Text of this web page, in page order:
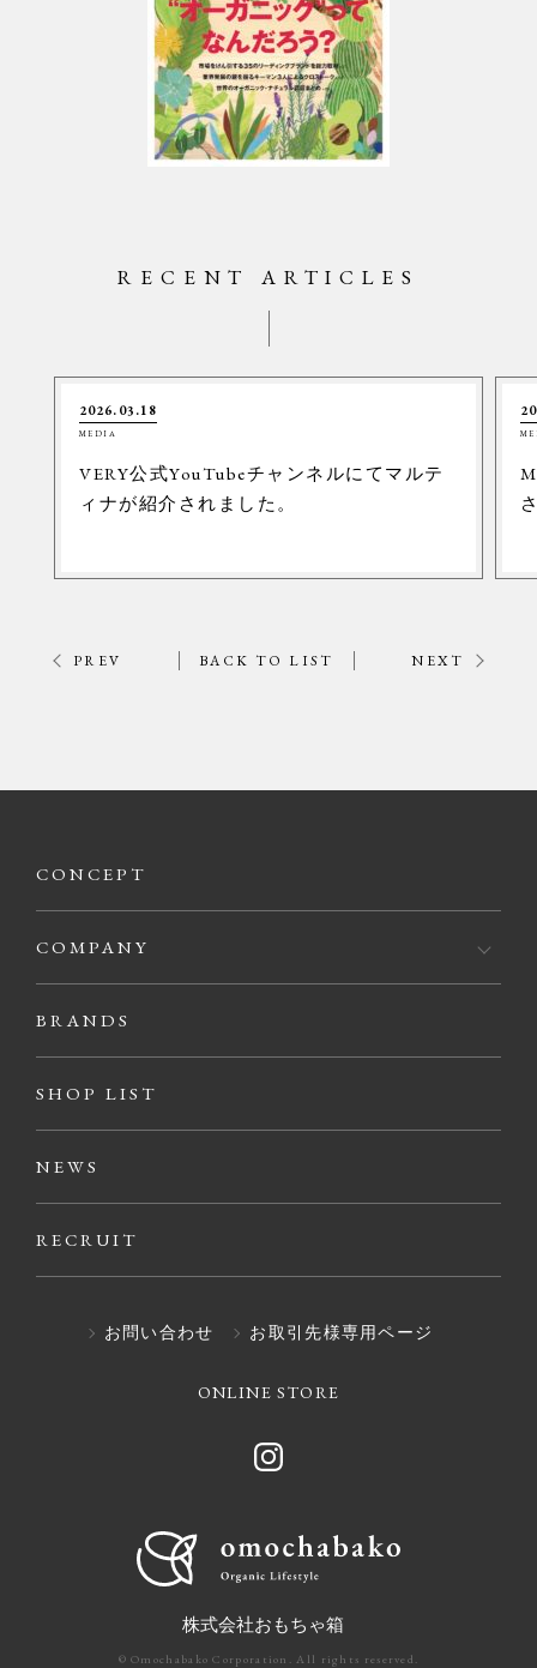
RECENT ARTICLES
2026.03.18
MEDIA
VERY公式YouTubeチャンネルにてマルテ
ィナが紹介されました。
PREV BACK TO LIST NEXT
CONCEPT
COMPANY
BRANDS
SHOP LIST
NEWS
RECRUIT
お問い合わせ お取引先様専用ページ
ONLINE STORE
株式会社おもちゃ箱
© Omochabako Corporation. All rights reserved.